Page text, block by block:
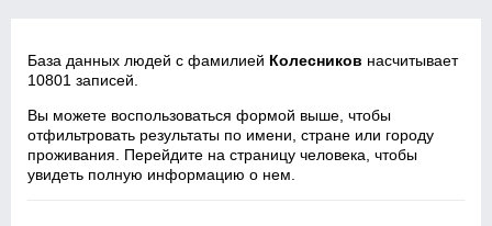
База данных людей с фамилией Колесников насчитывает
10801 записей.
Вы можете воспользоваться формой выше, чтобы
отфильтровать результаты по имени, стране или городу
проживания. Перейдите на страницу человека, чтобы
увидеть полную информацию о нем.